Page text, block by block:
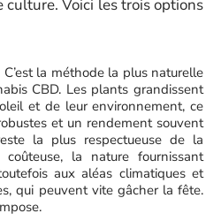
culture. Voici les trois options
la méthode la plus naturelle
CBD. Les plants grandissent
et de leur environnement, ce
et un rendement souvent
la plus respectueuse de la
la nature fournissant
aux aléas climatiques et
qui peuvent vite gâcher la fête.